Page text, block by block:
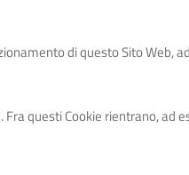
di questo Sito Web,
questi Cookie rientrano, ad